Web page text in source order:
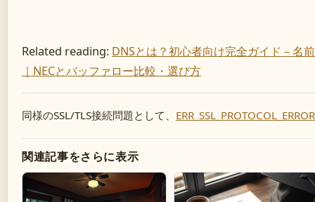
Related reading: DNSとは？初心者向け完全ガイド – 名
｜NECとバッファロー比較・選び方
同様のSSL/TLS接続問題として、
関連記事をさらに表示